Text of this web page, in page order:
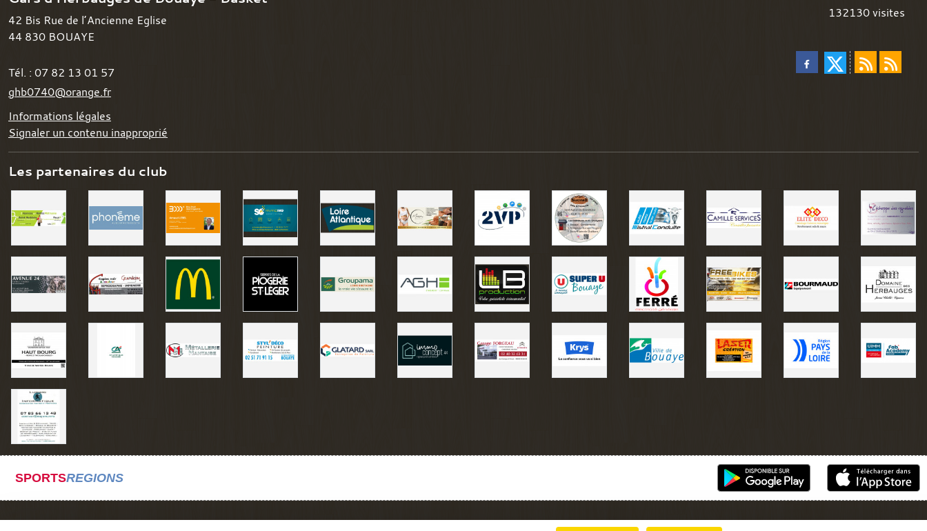
42 Bis Rue de l’Ancienne Eglise
44 830 BOUAYE
Tél. : 07 82 13 01 57
ghb0740@orange.fr
Informations légales
Signaler un contenu inapproprié
132130visites
Les partenaires du club
SPORTSREGIONS